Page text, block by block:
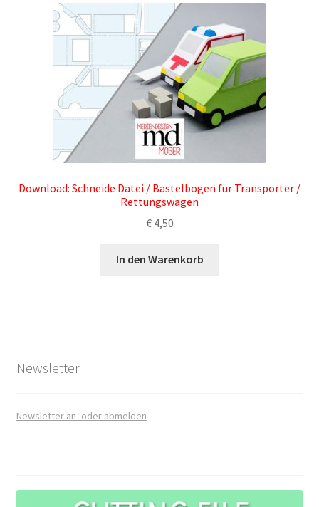
Download: Schneide Datei / Bastelbogen für Transporter /
Rettungswagen
€4,50
In den Warenkorb
Newsletter
Newsletter an- oder abmelden